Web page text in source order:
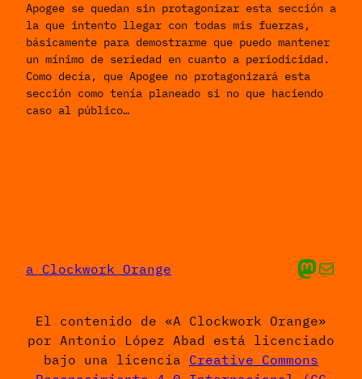
Apogee se quedan sin protagonizar esta sección a
la que intento llegar con todas mis fuerzas,
básicamente para demostrarme que puedo mantener
un mínimo de seriedad en cuanto a periodicidad.
Como decía, que Apogee no protagonizará esta
sección como tenía planeado si no que haciendo
caso al público…
a Clockwork Orange Mis cosas en
Envíame
El contenido de «A Clockwork Orange»
por Antonio López Abad está licenciado
bajo una licencia Creative Commons